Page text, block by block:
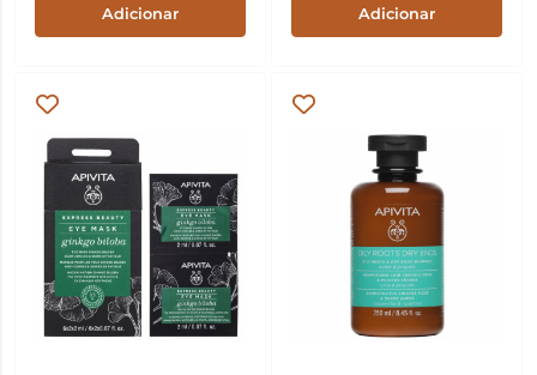
Adicionar Adicionar